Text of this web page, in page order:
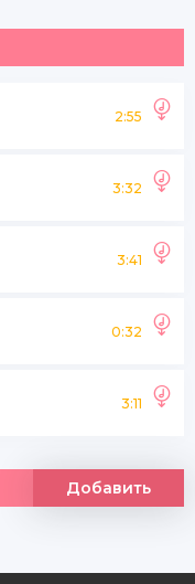
2:55
3:32
3:41
0:32
3:11
Добавить